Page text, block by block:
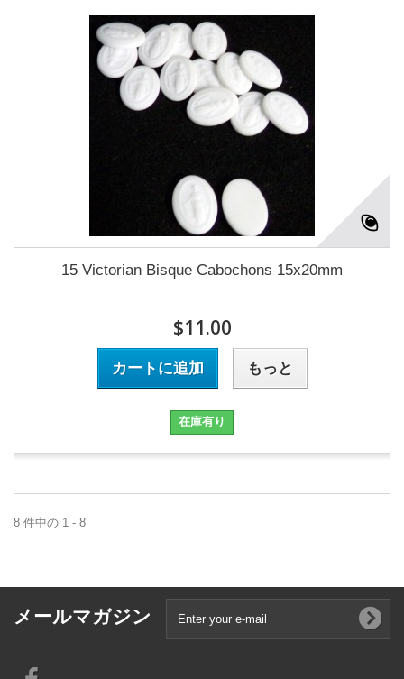
15 Victorian Bisque Cabochons 15x20mm
$11.00
カートに追加 もっと
在庫有り
8 件中の 1 - 8
メールマガジン